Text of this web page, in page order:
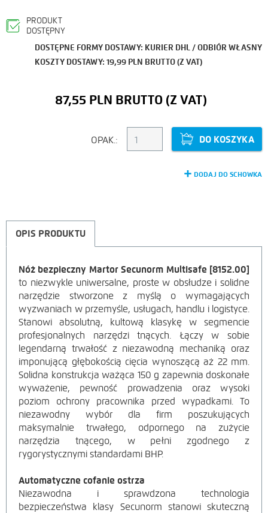
PRODUKT
DOSTĘPNY
DOSTĘPNE FORMY DOSTAWY: KURIER DHL / ODBIÓR WŁASNY
KOSZTY DOSTAWY: 19,99 PLN BRUTTO (Z VAT)
87,55 PLN
OPAK.: DO KOSZYKA
DODAJ DO SCHOWKA
OPIS PRODUKTU
OPIS
PRODUKTU
Nóż bezpieczny Martor Secunorm Multisafe [8152.00]
to niezwykle uniwersalne, proste w obsłudze i solidne
narzędzie stworzone z myślą o wymagających
wyzwaniach w przemyśle, usługach, handlu i logistyce.
Stanowi absolutną, kultową klasykę w segmencie
profesjonalnych narzędzi tnących. Łączy w sobie
legendarną trwałość z niezawodną mechaniką oraz
imponującą głębokością cięcia wynoszącą aż 22 mm.
Solidna konstrukcja ważąca 150 g zapewnia doskonałe
wyważenie, pewność prowadzenia oraz wysoki
poziom ochrony pracownika przed wypadkami. To
niezawodny wybór dla firm poszukujących
maksymalnie trwałego, odpornego na zużycie
narzędzia tnącego, w pełni zgodnego z
rygorystycznymi standardami BHP.
Automatyczne cofanie ostrza
Niezawodna i sprawdzona technologia
bezpieczeństwa klasy Secunorm stanowi skuteczną